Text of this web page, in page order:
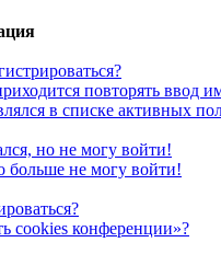
повторять ввод
в списке активных
но не могу войти!
больше не могу войти!
cookies конференции»?